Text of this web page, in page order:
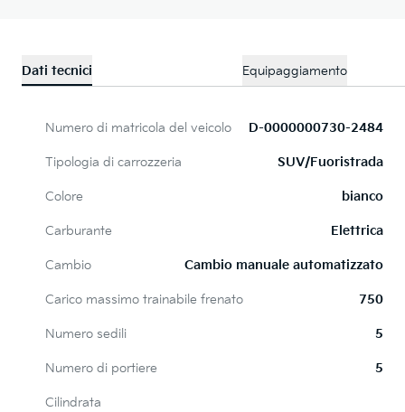
Dati tecnici Equipaggiamento
Numero di matricola del veicolo D-0000000730-2484
Tipologia di carrozzeria SUV/Fuoristrada
Colore bianco
Carburante Elettrica
Cambio Cambio manuale automatizzato
Carico massimo trainabile frenato 750
Numero sedili 5
Numero di portiere 5
Cilindrata